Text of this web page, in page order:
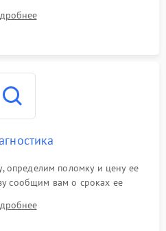
определим поломку и цену ее
сообщим вам о сроках ее